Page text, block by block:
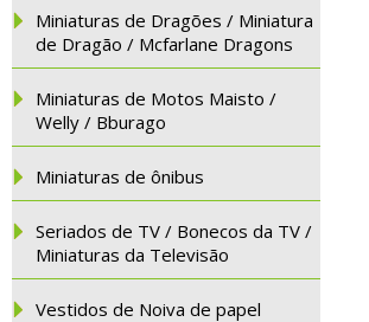
Miniaturas de Dragões / Miniatura
de Dragão / Mcfarlane Dragons
Miniaturas de Motos Maisto /
Welly / Bburago
Miniaturas de ônibus
Seriados de TV / Bonecos da TV /
Miniaturas da Televisão
Vestidos de Noiva de papel